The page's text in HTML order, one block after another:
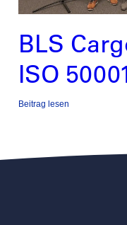
BLS
ISO
Beitrag lesen